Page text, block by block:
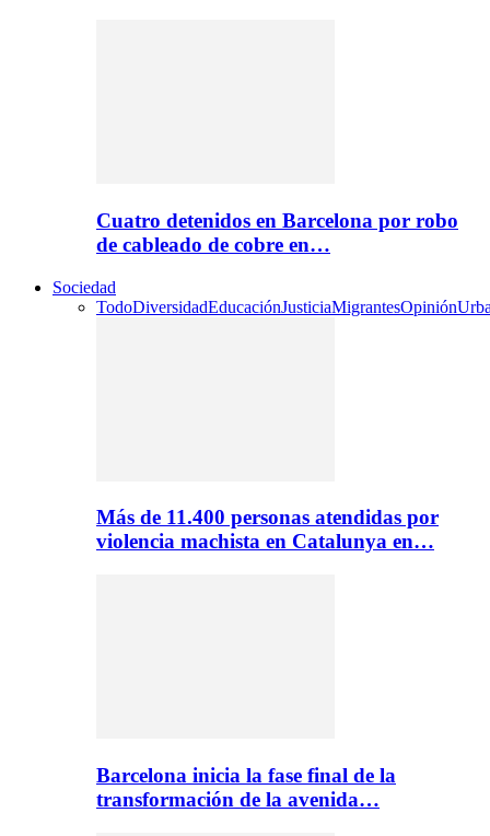
Cuatro detenidos en Barcelona por robo
de cableado de cobre en…
Sociedad
TodoDiversidadEducaciónJusticiaMigrantesOpinión
Más de 11.400 personas atendidas por
violencia machista en Catalunya en…
Barcelona inicia la fase final de la
transformación de la avenida…